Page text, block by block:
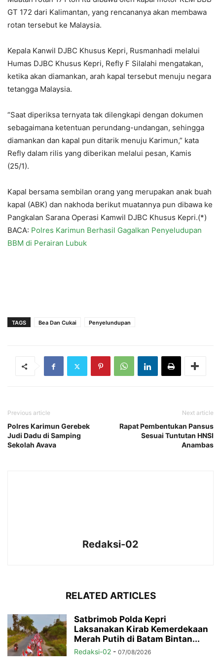
GT 172 dari Kalimantan, yang rencananya akan membawa
rotan tersebut ke Malaysia.
Kepala Kanwil DJBC Khusus Kepri, Rusmanhadi melalui
Humas DJBC Khusus Kepri, Refly F Silalahi mengatakan,
ketika akan diamankan, arah kapal tersebut menuju negara
tetangga Malaysia.
“Saat diperiksa ternyata tak dilengkapi dengan dokumen
sebagaimana ketentuan perundang-undangan, sehingga
diamankan dan kapal pun ditarik menuju Karimun,” kata
Refly dalam rilis yang diberikan melalui pesan, Kamis
(25/1).
Kapal bersama sembilan orang yang merupakan anak buah
kapal (ABK) dan nakhoda berikut muatannya pun dibawa ke
Pangkalan Sarana Operasi Kamwil DJBC Khusus Kepri.(*)
BACA: Polres Karimun Berhasil Gagalkan Penyeludupan
BBM di Perairan Lubuk
TAGS Bea Dan Cukai Penyelundupan
Previous article
Polres Karimun Gerebek
Judi Dadu di Samping
Sekolah Avava
Next article
Rapat Pembentukan Pansus
Sesuai Tuntutan HNSI
Anambas
Redaksi-02
RELATED ARTICLES
Satbrimob Polda Kepri
Laksanakan Kirab Kemerdekaan
Merah Putih di Batam Bintan...
Redaksi-02 - 07/08/2026